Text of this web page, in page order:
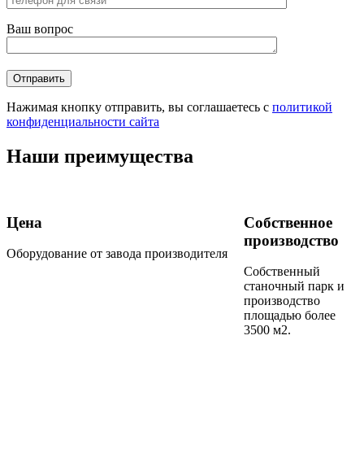
Ваш вопрос
Нажимая кнопку отправить, вы соглашаетесь с политикой
конфиденциальности сайта
Наши преимущества
Цена
Оборудование от завода производителя
Собственное
производство
Собственный
станочный парк и
производство
площадью более
3500 м2.